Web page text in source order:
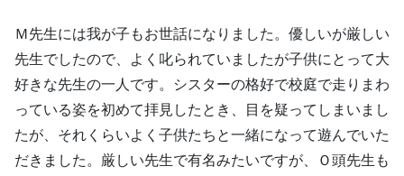
Ｍ先生には我が子もお世話になりました。優しいが厳しい
先生でしたので、よく叱られていましたが子供にとって大
好きな先生の一人です。シスターの格好で校庭で走りまわ
っている姿を初めて拝見したとき、目を疑ってしまいまし
たが、それくらいよく子供たちと一緒になって遊んでいた
だきました。厳しい先生で有名みたいですが、Ｏ頭先生も